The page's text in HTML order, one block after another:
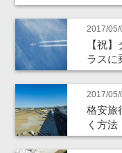
2017/05/
【祝
ラスに
2017/05/
格安旅
く方法